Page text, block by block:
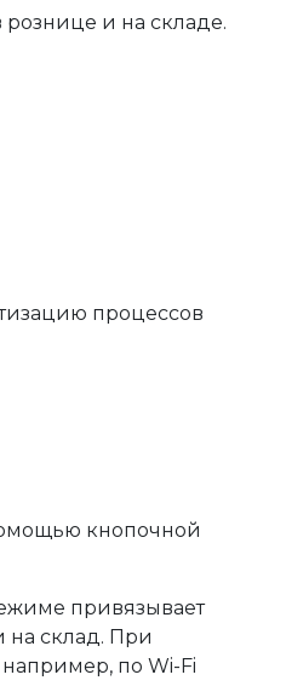
и на складе.
процессов
кнопочной
привязывает
на склад. При
по Wi-Fi